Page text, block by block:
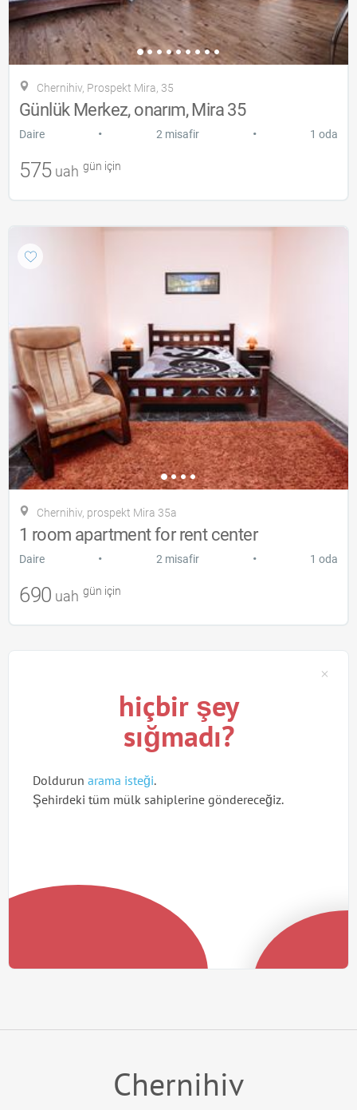
Chernihiv, Prospekt Mira, 35
Günlük Merkez, onarım, Mira 35
Daire • 2 misafir • 1 oda
575 uah gün için
Chernihiv, prospekt Mira 35a
1 room apartment for rent center
Daire • 2 misafir • 1 oda
690 uah gün için
hiçbir şey
sığmadı?
Doldurun arama isteği.
Şehirdeki tüm mülk sahiplerine göndereceğiz.
Chernihiv